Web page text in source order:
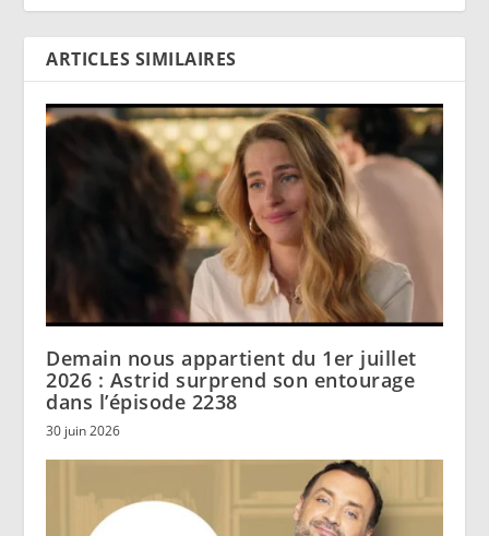
ARTICLES SIMILAIRES
Demain nous appartient du 1er juillet
2026 : Astrid surprend son entourage
dans l’épisode 2238
30 juin 2026